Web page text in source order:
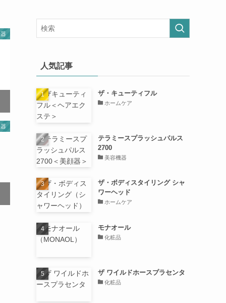
人気記事
ザ・キューティフル
ホームケア
テラミースプラッシュパルス
2700
美容機器
ザ・ボディスタイリング シャ
ワーヘッド
ホームケア
モナオール
化粧品
ザ ワイルドホースプラセンタ
化粧品